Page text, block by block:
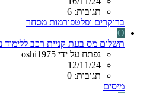
תגובות: 6
ברוקרים ופלטפורמות מסחר
O
תשלום מס בעת קניית רכב ללימוד
נפתח על ידי oshi1975
12/11/24
תגובות: 0
מיסים